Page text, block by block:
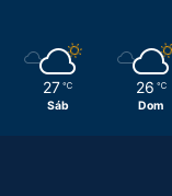
27 ℃
Sáb
26 ℃
Dom